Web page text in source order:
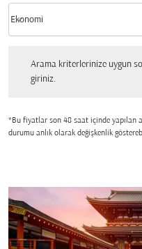
Kabin Sınıfı option Ekonomi Selected
Ekonomi
keyboard_arrow_down
Arama kriterlerinize uygun
giriniz.
*Bu fiyatlar son 48 saat içinde yapılan
durumu anlık olarak değişkenlik